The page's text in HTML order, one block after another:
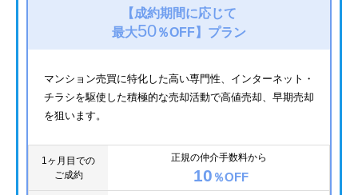
【成約期間に応じて
最大50％OFF】 プラン
マンション売買に特化した高い専門性、インターネット・
チラシを駆使した積極的な売却活動で高値売却、早期売却
を狙います。
1ヶ月目での
ご成約
正規の仲介手数料から
10 ％OFF